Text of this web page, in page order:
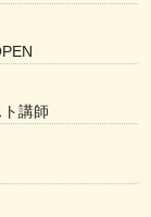
講師